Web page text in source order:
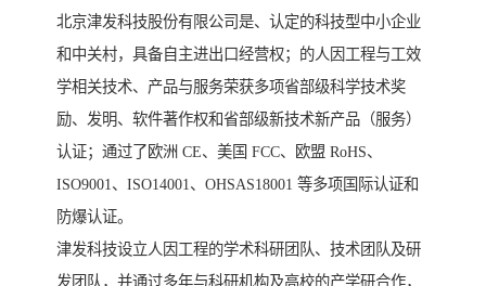
北京津发科技股份有限公司是、认定的科技型中小企业
和中关村，具备自主进出口经营权；的人因工程与工效
学相关技术、产品与服务荣获多项省部级科学技术奖
励、发明、软件著作权和省部级新技术新产品（服务）
认证；通过了欧洲 CE、美国 FCC、欧盟 RoHS、
ISO9001、ISO14001、OHSAS18001 等多项国际认证和
防爆认证。
津发科技设立人因工程的学术科研团队、技术团队及研
发团队，并通过多年与科研机构及高校的产学研合作，